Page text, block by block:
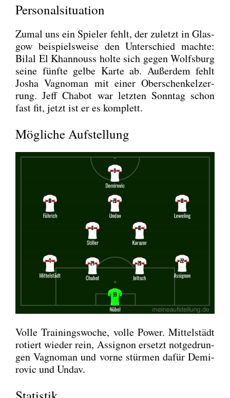
Personalsituation
Zumal uns ein Spie­ler fehlt, der zuletzt in Glas­
gow bei­spiels­wei­se den Unter­schied mach­te:
Bil­al El Khan­nouss hol­te sich gegen Wolfs­burg
sei­ne fünf­te gel­be Kar­te ab. Außer­dem fehlt
Josha Vagno­man mit einer Ober­schen­kel­zer­
rung. Jeff Cha­b­ot war letz­ten Sonn­tag schon
fast fit, jetzt ist er es kom­plett.
Mögliche Aufstellung
Vol­le Trai­nings­wo­che, vol­le Power. Mit­tel­städt
rotiert wie­der rein, Assi­gnon ersetzt not­ge­drun­
gen Vagno­man und vor­ne stür­men dafür Demi­
ro­vic und Undav.